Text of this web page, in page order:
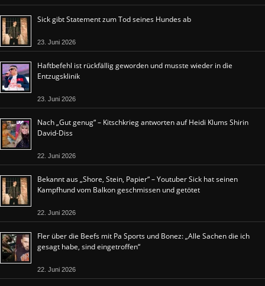
Sick gibt Statement zum Tod seines Hundes ab
23. Juni 2026
Haftbefehl ist rückfällig geworden und musste wieder in die
Entzugsklinik
23. Juni 2026
Nach „Gut genug“ – Kitschkrieg antworten auf Heidi Klums Shirin
David-Diss
22. Juni 2026
Bekannt aus „Shore, Stein, Papier“ – Youtuber Sick hat seinen
Kampfhund vom Balkon geschmissen und getötet
22. Juni 2026
Fler über die Beefs mit Pa Sports und Bonez: „Alle Sachen die ich
gesagt habe, sind eingetroffen“
22. Juni 2026